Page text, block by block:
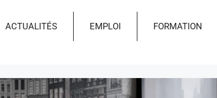
ACTUALITÉS EMPLOI FORMATION